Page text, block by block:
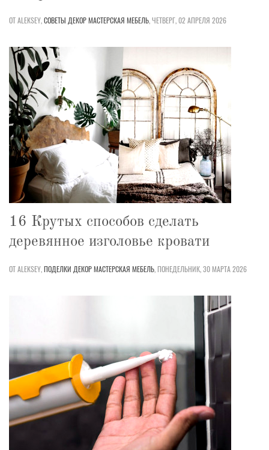
ОТ ALEKSEY,СОВЕТЫ ДЕКОРМАСТЕРСКАЯ МЕБЕЛЬ,ЧЕТВЕРГ, 02 АПРЕЛЯ 2026
16 Крутых способов сделать
деревянное изголовье кровати
ОТ ALEKSEY,ПОДЕЛКИ ДЕКОРМАСТЕРСКАЯ МЕБЕЛЬ,ПОНЕДЕЛЬНИК, 30 МАРТА 2026